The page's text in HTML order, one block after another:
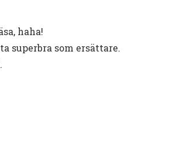
haha!
superbra som ersättare.